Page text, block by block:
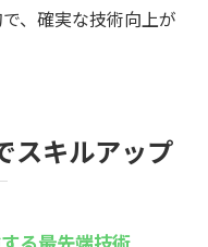
、確実な技術向上が
スキルアップ